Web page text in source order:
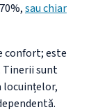
70%,sau chiar
confort; este
sunt
locuințelor,